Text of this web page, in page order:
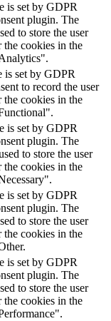
is set by GDPR
plugin. The
to store the user
the cookies in the
is set by GDPR
to record the user
the cookies in the
is set by GDPR
plugin. The
to store the user
the cookies in the
is set by GDPR
plugin. The
to store the user
the cookies in the
is set by GDPR
plugin. The
to store the user
the cookies in the